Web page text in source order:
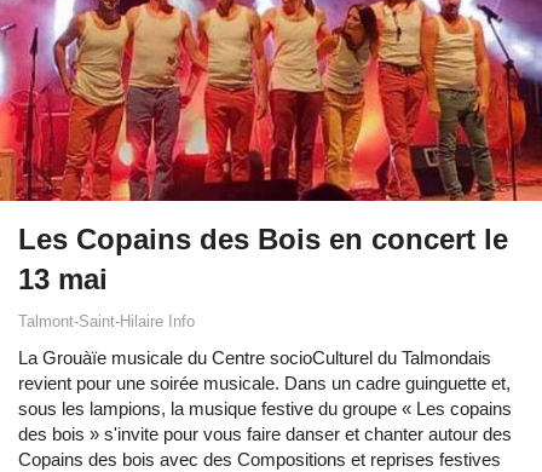
Les Copains des Bois en concert le
13 mai
Talmont-Saint-Hilaire Info
La Grouàïe musicale du Centre socioCulturel du Talmondais
revient pour une soirée musicale. Dans un cadre guinguette et,
sous les lampions, la musique festive du groupe « Les copains
des bois » s'invite pour vous faire danser et chanter autour des
Copains des bois avec des Compositions et reprises festives